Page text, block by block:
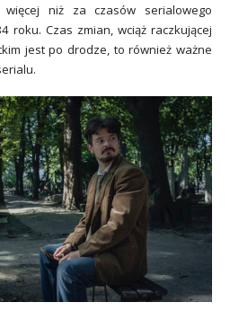
niż za czasów serialowego
roku. Czas zmian, wciąż raczkującej
jest po drodze, to również ważne